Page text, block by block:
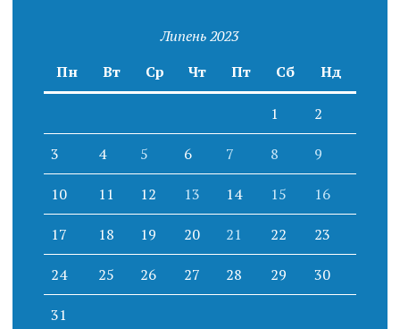
Липень 2023
Пн
Вт Ср Чт Пт Сб Нд
1 2
3 4 5 6 7 8 9
10 11 12 13 14 15 16
17 18 19 20 21 22 23
24 25 26 27 28 29 30
31